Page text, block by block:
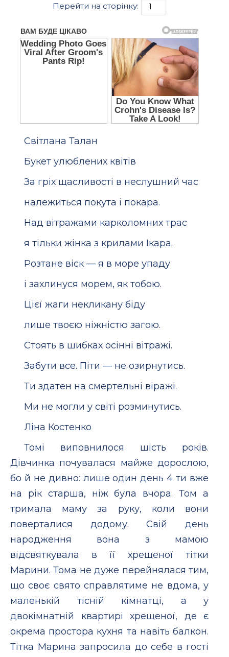
Перейти на сторінку:
Світлана Талан
Букет улюблених квітів
За гріх щасливості в неслушний час
належиться покута і покара.
Над вітражами карколомних трас
я тільки жінка з крилами Ікара.
Розтане віск — я в море упаду
і захлинуся морем, як тобою.
Цієї жаги некликану біду
лише твоєю ніжністю загою.
Стоять в шибках осінні вітражі.
Забути все. Піти — не озирнутись.
Ти здатен на смертельні віражі.
Ми не могли у світі розминутись.
Ліна Костенко
Томі виповнилося шість років.
Дівчинка почувалася майже дорослою,
бо й не дивно: лише один день 4 ти вже
на рік старша, ніж була вчора. Том а
тримала маму за руку, коли вони
поверталися додому. Свій день
народження вона з мамою
відсвяткувала в її хрещеної тітки
Марини. Тома не дуже перейнялася тим,
що своє свято справлятиме не вдома, у
маленькій тісній кімнатці, а у
двокімнатній квартирі хрещеної, де є
окрема простора кухня та навіть балкон.
Тітка Марина запросила до себе в гості